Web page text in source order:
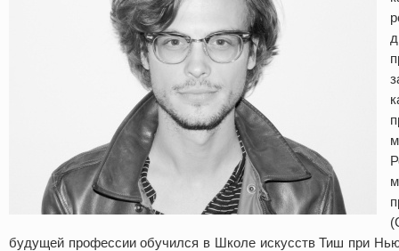
будущей профессии обучился в Школе искусств Тиш при